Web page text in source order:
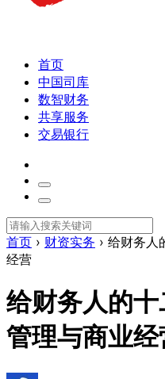
首页
中国司库
数智财务
共享服务
交易银行
首页 › 财资实务 › 给财务人
经营
给财务人的
管理与商业经